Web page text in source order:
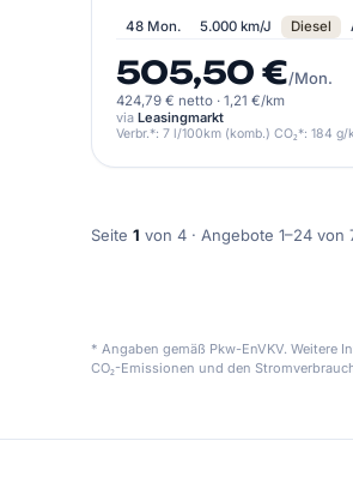
48 Mon. 5.000 km/J Diesel
505,50 €/Mon.
424,79 € netto · 1,21 €/km
via Leasingmarkt
Verbr.*: 7 l/100km (komb.) CO₂*: 184 g/
Seite 1 von 4 · Angebote 1–24 von
* Angaben gemäß Pkw-EnVKV.
CO₂-Emissionen und den